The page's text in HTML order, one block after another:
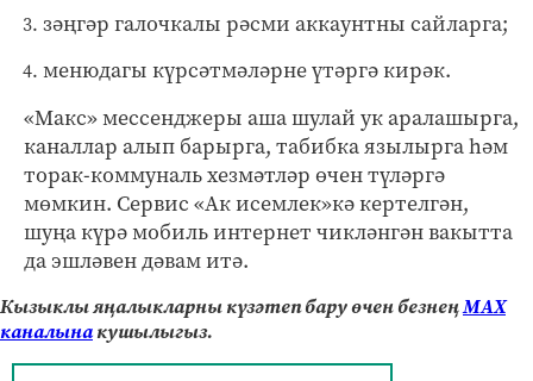
зәңгәр галочкалы рәсми аккаунтны сайларга;
менюдагы күрсәтмәләрне үтәргә кирәк.
«Макс» мессенджеры аша шулай ук аралашырга,
каналлар алып барырга, табибка язылырга һәм
торак-коммуналь хезмәтләр өчен түләргә
мөмкин. Сервис «Ак исемлек»кә кертелгән,
шуңа күрә мобиль интернет чикләнгән вакытта
да эшләвен дәвам итә.
Кызыклы яңалыкларны күзәтеп бару өчен безнеңМАХ
каналынакушылыгыз.